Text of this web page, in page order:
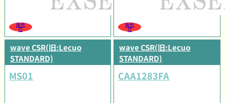
販売
可
販売
可
wave CSR(旧:Lecuo
STANDARD)
MS01
wave CSR(旧:Lecuo
STANDARD)
CAA1283FA